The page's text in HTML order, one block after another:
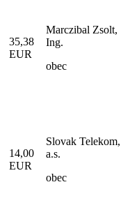
35,38
EUR
Marczibal Zsolt,
Ing.
obec
14,00
EUR
Slovak Telekom,
a.s.
obec